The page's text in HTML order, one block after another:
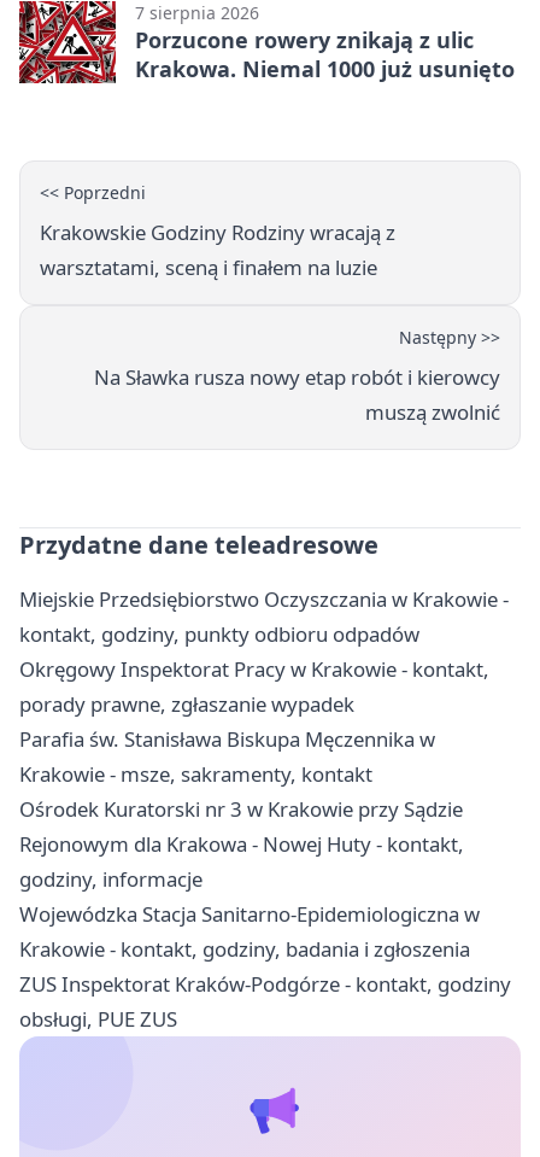
7 sierpnia 2026
Porzucone rowery znikają z ulic
Krakowa. Niemal 1000 już usunięto
<< Poprzedni
Krakowskie Godziny Rodziny wracają z
warsztatami, sceną i finałem na luzie
Następny >>
Na Sławka rusza nowy etap robót i kierowcy
muszą zwolnić
Przydatne dane teleadresowe
Miejskie Przedsiębiorstwo Oczyszczania w Krakowie -
kontakt, godziny, punkty odbioru odpadów
Okręgowy Inspektorat Pracy w Krakowie - kontakt,
porady prawne, zgłaszanie wypadek
Parafia św. Stanisława Biskupa Męczennika w
Krakowie - msze, sakramenty, kontakt
Ośrodek Kuratorski nr 3 w Krakowie przy Sądzie
Rejonowym dla Krakowa - Nowej Huty - kontakt,
godziny, informacje
Wojewódzka Stacja Sanitarno-Epidemiologiczna w
Krakowie - kontakt, godziny, badania i zgłoszenia
ZUS Inspektorat Kraków-Podgórze - kontakt, godziny
obsługi, PUE ZUS